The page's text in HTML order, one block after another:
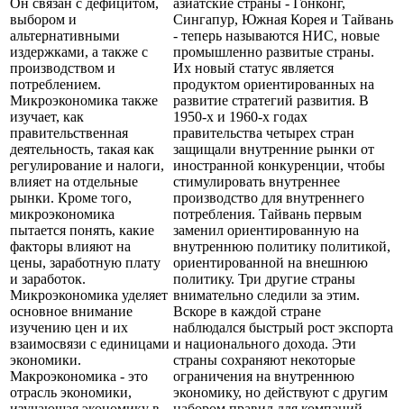
Он связан с дефицитом,
выбором и
альтернативными
издержками, а также с
производством и
потреблением.
Микроэкономика также
изучает, как
правительственная
деятельность, такая как
регулирование и налоги,
влияет на отдельные
рынки. Кроме того,
микроэкономика
пытается понять, какие
факторы влияют на
цены, заработную плату
и заработок.
Микроэкономика уделяет
основное внимание
изучению цен и их
взаимосвязи с единицами
экономики.
Макроэкономика - это
отрасль экономики,
азиатские страны - Гонконг,
Сингапур, Южная Корея и Тайвань
- теперь называются НИС, новые
промышленно развитые страны.
Их новый статус является
продуктом ориентированных на
развитие стратегий развития. В
1950-х и 1960-х годах
правительства четырех стран
защищали внутренние рынки от
иностранной конкуренции, чтобы
стимулировать внутреннее
производство для внутреннего
потребления. Тайвань первым
заменил ориентированную на
внутреннюю политику политикой,
ориентированной на внешнюю
политику. Три другие страны
внимательно следили за этим.
Вскоре в каждой стране
наблюдался быстрый рост экспорта
и национального дохода. Эти
страны сохраняют некоторые
ограничения на внутреннюю
экономику, но действуют с другим